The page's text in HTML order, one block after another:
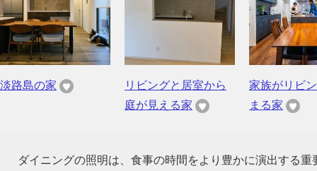
淡路島の家
リビングと居室から
庭が見える家
家族がリビ
まる家
ダイニングの照明は、食事の時間をより豊かに演出する